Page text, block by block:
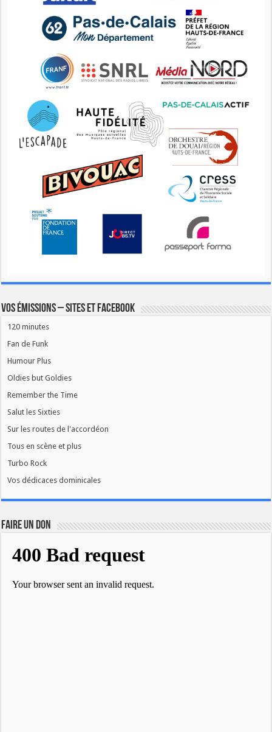
Vos émissions – Sites et Facebook
120 minutes
Fan de Funk
Humour Plus
Oldies but Goldies
Remember the Time
Salut les Sixties
Sur les routes de l'accordéon
Tous en scène et plus
Turbo Rock
Vos dédicaces dominicales
FAIRE UN DON